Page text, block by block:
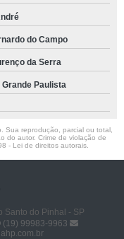
do Campo
da Serra
Grande Paulista
Sua reprodução, parcial ou total,
do autor. Crime de violação de
- Lei de direitos autorais
Santo do Pinhal - SP
(19) 99983-9963